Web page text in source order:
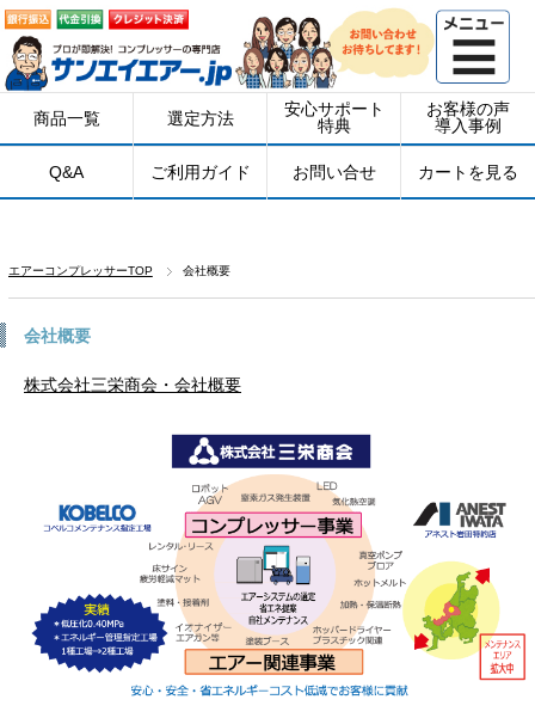
商品一覧 選定方法
安心サポート
特典
お客様の声
導入事例
Q&A ご利用ガイド お問い合せ カートを見る
エアーコンプレッサーTOP 会社概要
会社概要
株式会社三栄商会・会社概要